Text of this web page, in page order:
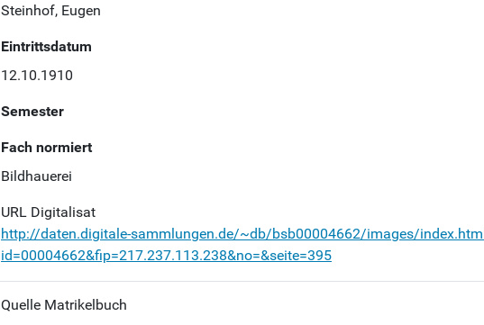
Steinhof, Eugen
Eintrittsdatum
12.10.1910
Semester
Fach normiert
Bildhauerei
URL Digitalisat
http://daten.digitale-sammlungen.de/~db/bsb00004662/images/
id=00004662&fip=217.237.113.238&no=&seite=395
Quelle Matrikelbuch